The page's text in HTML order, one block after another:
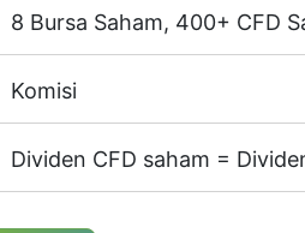
MT4 dan MT5 - 1:20 (Margin 5%)
Di NetTradeX, leverage CFD
8 Bursa Saham, 400+ CFD
Kami menawarkan lebih
(Kanada),HKEx(Hong Kong),
Komisi
Komisen untuk satu stok - $0.02
Dividen CFD saham =